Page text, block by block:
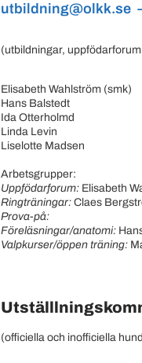
utbildning@olkk.se
(utbildningar,
Elisabeth Wahlström (smk)
Hans Balstedt
Ida Otterholmd
Linda Levin
Liselotte Madsen
Arbetsgrupper:
Uppfödarforum: Elisabeth
Ringträningar: Claes
Prova-på:
Föreläsningar/anatomi:
Valpkurser/öppen träning:
(officiella och inofficiella